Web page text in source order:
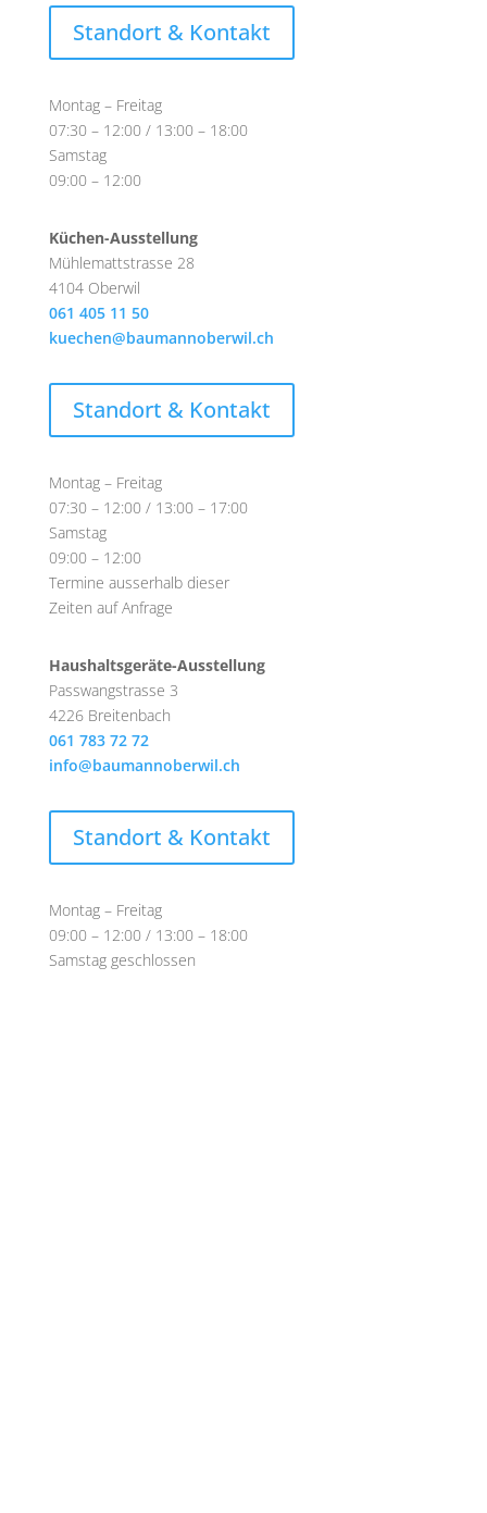
Standort & Kontakt
Montag – Freitag
07:30 – 12:00 / 13:00 – 18:00
Samstag
09:00 – 12:00
Küchen-Ausstellung
Mühlemattstrasse 28
4104 Oberwil
061 405 11 50
kuechen@baumannoberwil.ch
Standort & Kontakt
Montag – Freitag
07:30 – 12:00 / 13:00 – 17:00
Samstag
09:00 – 12:00
Termine ausserhalb dieser
Zeiten auf Anfrage
Haushaltsgeräte-Ausstellung
Passwangstrasse 3
4226 Breitenbach
061 783 72 72
info@baumannoberwil.ch
Standort & Kontakt
Montag – Freitag
09:00 – 12:00 / 13:00 – 18:00
Samstag geschlossen